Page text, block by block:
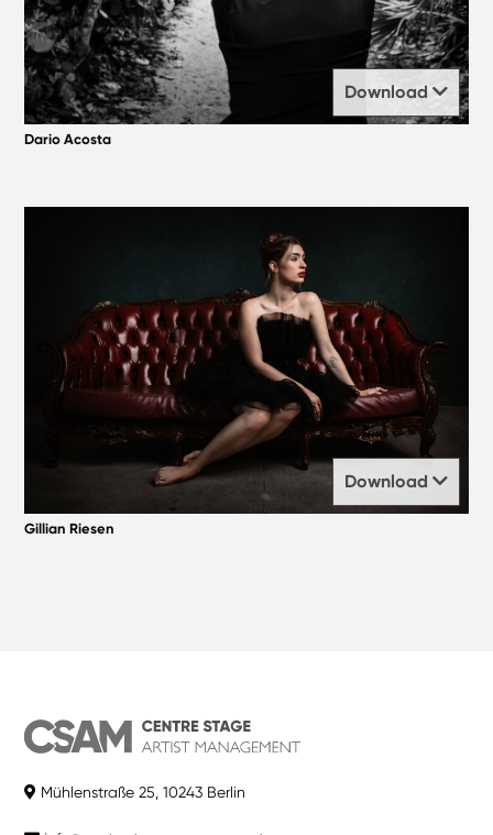
Download
Dario Acosta
Download
Gillian Riesen
Mühlenstraße 25, 10243 Berlin